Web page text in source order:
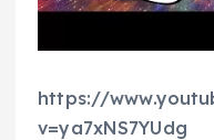
https://
v=ya7xNS7YUdg